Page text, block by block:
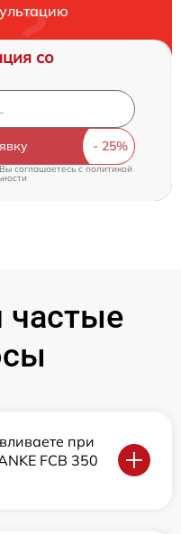
со
соглашаетесь cполитикой
частые
при
FCB 350